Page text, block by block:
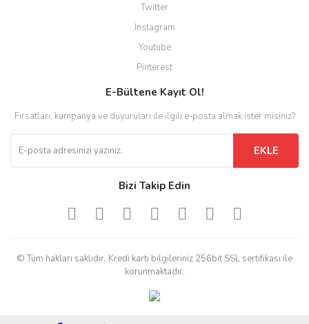
Twitter
Instagram
Youtube
Pinterest
E-Bültene Kayıt Ol!
Fırsatları, kampanya ve duyuruları ile ilgili e-posta almak ister misiniz?
EKLE
Bizi Takip Edin
© Tüm hakları saklıdır. Kredi kartı bilgileriniz 256bit SSL sertifikası ile
korunmaktadır.